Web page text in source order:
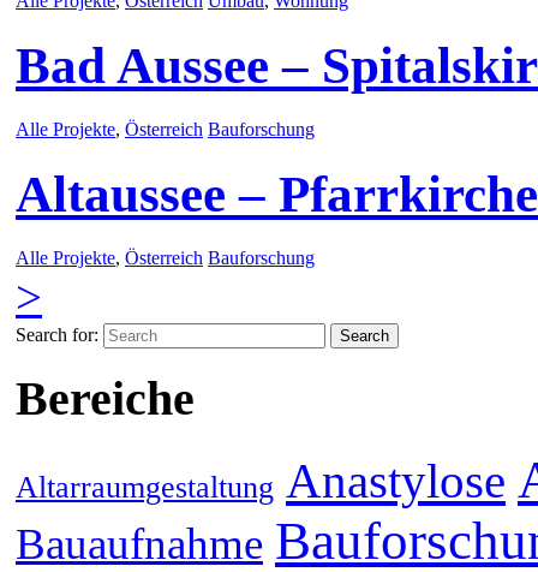
Bad Aussee –
Alle Projekte, Österreich Bauforschung
Altaussee – Pfarrkirche
Alle Projekte, Österreich Bauforschung
>
Search for:
Bereiche
Altarraumgestaltung Anastylose
Bauaufnahme